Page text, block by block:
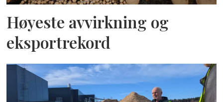
Høyeste avvirkning og
eksportrekord